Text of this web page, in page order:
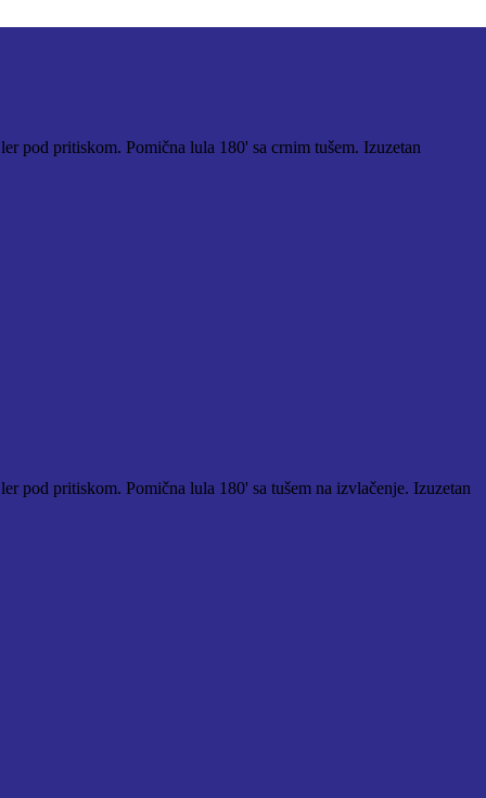
pod pritiskom. Pomična lula 180' sa crnim tušem. Izuzetan
pod pritiskom. Pomična lula 180' sa tušem na izvlačenje. Izuzetan